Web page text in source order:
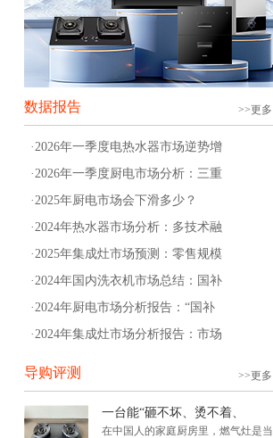
数据报告 >>更多
·2026年一季度电热水器市场逆势增
·2026年一季度厨电市场分析：三重
·2025年厨电市场会下滑多少？
·2024年热水器市场分析：多技术融
·2025年集成灶市场预测：零售规模
·2024年国内洗衣机市场总结：国补
·2024年厨电市场分析报告：“国补
·2024年集成灶市场分析报告：市场
导购评测 >>更多
一台能“砸不坏、烫不着、
在中国人的家庭厨房里，燃气灶是当